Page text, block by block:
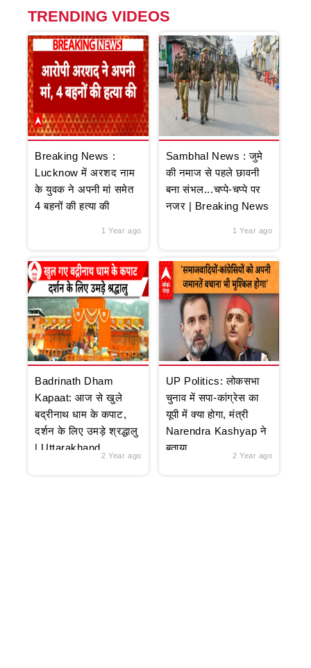
TRENDING VIDEOS
Breaking News :
Lucknow में अरशद नाम
के युवक ने अपनी मां समेत
4 बहनों की हत्या की
1 Year ago
Sambhal News : जुमे
की नमाज से पहले छावनी
बना संभल...चप्पे-चप्पे पर
नजर | Breaking News
1 Year ago
Badrinath Dham
Kapaat: आज से खुले
बद्रीनाथ धाम के कपाट,
दर्शन के लिए उमड़े श्रद्धालु
| Uttarakhand
2 Year ago
UP Politics: लोकसभा
चुनाव में सपा-कांग्रेस का
यूपी में क्या होगा, मंत्री
Narendra Kashyap ने
बताया
2 Year ago